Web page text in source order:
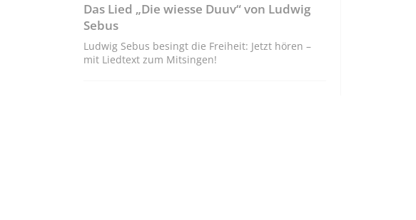
Das Lied „Die wiesse Duuv“ von Ludwig
Sebus
Ludwig Sebus besingt die Freiheit: Jetzt hören –
mit Liedtext zum Mitsingen!